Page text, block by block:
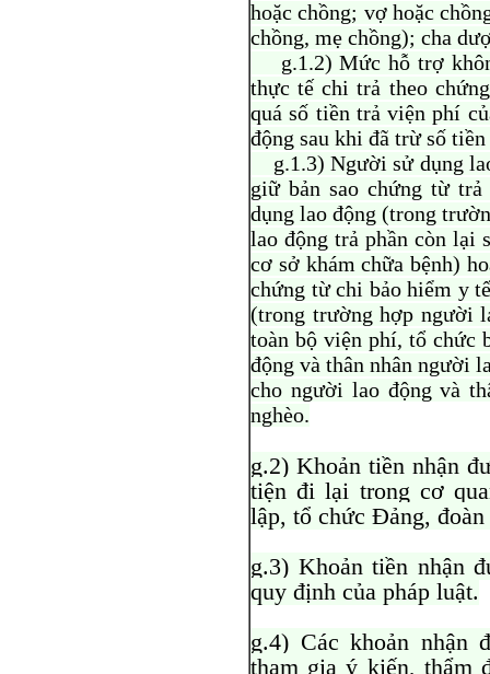
hoặc chồng; vợ hoặc
chồng, mẹ chồng); cha
g.1.2) Mức hỗ trợ
thực tế chi trả theo
quá số tiền trả viện phí
động sau khi đã trừ số
g.1.3) Người sử dụng
giữ bản sao chứng từ
dụng lao động (trong
lao động trả phần còn lại
cơ sở khám chữa bệnh)
chứng từ chi bảo hiểm y
(trong trường hợp người
toàn bộ viện phí, tổ chức
động và thân nhân người
cho người lao động và
nghèo.
g.2) Khoản tiền nhận
tiện đi lại trong cơ
lập, tổ chức Đảng, đoàn
g.3) Khoản tiền nhận
quy định của pháp luật.
g.4) Các khoản nhận
tham gia ý kiến, thẩm